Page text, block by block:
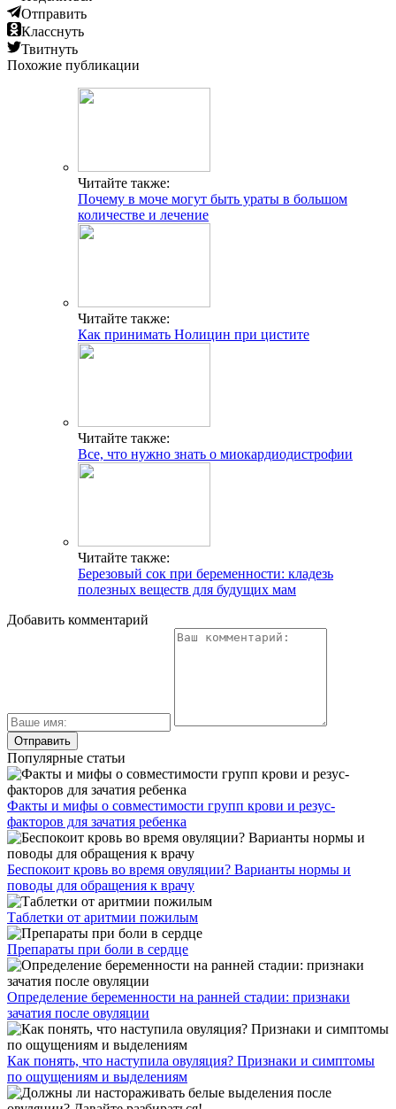
Отправить
Класснуть
Твитнуть
Похожие публикации
Читайте также:
Почему в моче могут быть ураты в большом
количестве и лечение
Читайте также:
Как принимать Нолицин при цистите
Читайте также:
Все, что нужно знать о миокардиодистрофии
Читайте также:
Березовый сок при беременности: кладезь
полезных веществ для будущих мам
Добавить комментарий
Популярные статьи
Факты и мифы о совместимости групп крови и резус-
факторов для зачатия ребенка
Беспокоит кровь во время овуляции? Варианты нормы и
поводы для обращения к врачу
Таблетки от аритмии пожилым
Препараты при боли в сердце
Определение беременности на ранней стадии: признаки
зачатия после овуляции
Как понять, что наступила овуляция? Признаки и симптомы
по ощущениям и выделениям